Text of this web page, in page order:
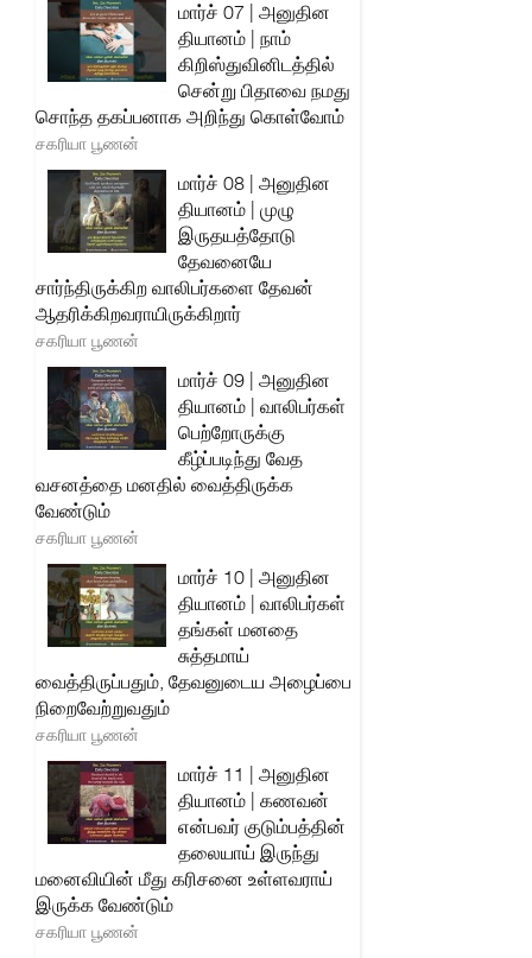
மார்ச் 07 | அனுதின
தியானம் | நாம்
கிறிஸ்துவினிடத்தில்
சென்று பிதாவை நமது
சொந்த தகப்பனாக அறிந்து கொள்வோம்
சகரியா பூணன்
மார்ச் 08 | அனுதின
தியானம் | முழு
இருதயத்தோடு
தேவனையே
சார்ந்திருக்கிற வாலிபர்களை தேவன்
ஆதரிக்கிறவராயிருக்கிறார்
சகரியா பூணன்
மார்ச் 09 | அனுதின
தியானம் | வாலிபர்கள்
பெற்றோருக்கு
கீழ்ப்படிந்து வேத
வசனத்தை மனதில் வைத்திருக்க
வேண்டும்
சகரியா பூணன்
மார்ச் 10 | அனுதின
தியானம் | வாலிபர்கள்
தங்கள் மனதை
சுத்தமாய்
வைத்திருப்பதும், தேவனுடைய அழைப்பை
நிறைவேற்றுவதும்
சகரியா பூணன்
மார்ச் 11 | அனுதின
தியானம் | கணவன்
என்பவர் குடும்பத்தின்
தலையாய் இருந்து
மனைவியின் மீது கரிசனை உள்ளவராய்
இருக்க வேண்டும்
சகரியா பூணன்